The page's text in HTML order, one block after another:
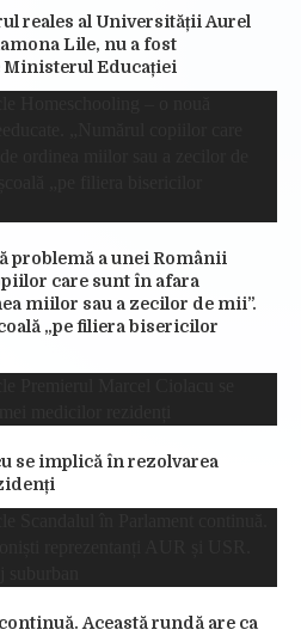
reales al Universității Aurel
Lile, nu a fost
Educației
problemă a unei Românii
care sunt în afara
miilor sau a zecilor de mii”.
„pe filiera bisericilor
se implică în rezolvarea
Această rundă are ca